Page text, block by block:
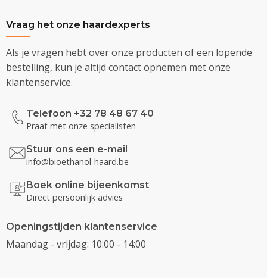
Vraag het onze haardexperts
Als je vragen hebt over onze producten of een lopende
bestelling, kun je altijd contact opnemen met onze
klantenservice.
Telefoon +32 78 48 67 40
Praat met onze specialisten
Stuur ons een e-mail
info@bioethanol-haard.be
Boek online bijeenkomst
Direct persoonlijk advies
Openingstijden klantenservice
Maandag - vrijdag: 10:00 - 14:00